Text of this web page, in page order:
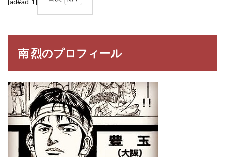
フィ
ール
1.1
南 烈
（み
なみ
つよ
し）
2
【ス
ラム
南 烈のプロフィール